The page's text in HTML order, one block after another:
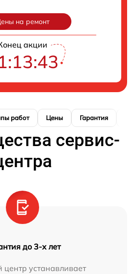
на ремонт
акции
работ Цены Гарантия
сервис-
до 3-х лет
устанавливает